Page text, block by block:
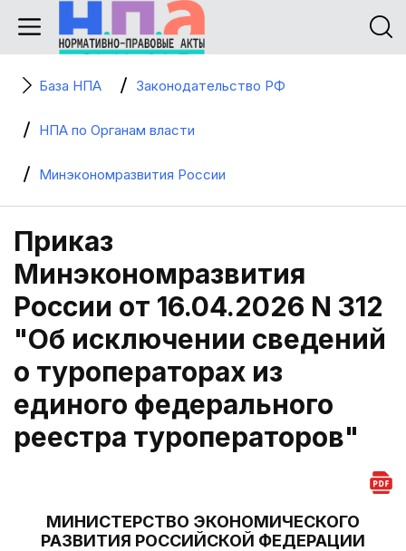
База НПА Законодательство РФ
НПА по Органам власти
Минэкономразвития России
Приказ
Минэкономразвития
России от 16.04.2026 N 312
"Об исключении сведений
о туроператорах из
единого федерального
реестра туроператоров"
МИНИСТЕРСТВО ЭКОНОМИЧЕСКОГО
РАЗВИТИЯ РОССИЙСКОЙ ФЕДЕРАЦИИ